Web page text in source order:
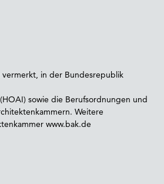
in der Bundesrepublik
sowie die Berufsordnungen und
Weitere
www.bak.de